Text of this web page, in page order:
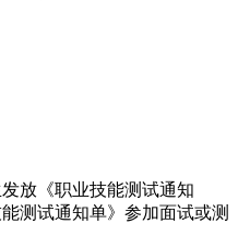
放《职业技能测试通知
测试通知单》参加面试或测